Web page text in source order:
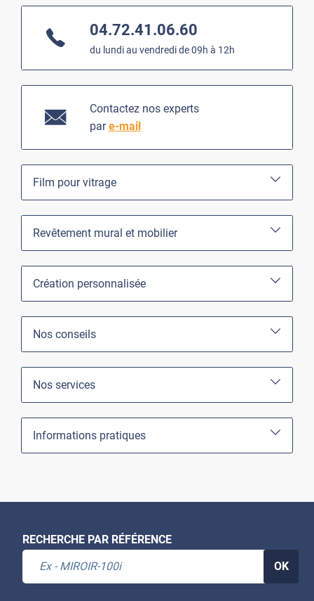
04.72.41.06.60
du lundi au vendredi de 09h à 12h
Contactez nos experts
pare-mail
Film pour vitrage
Revêtement mural et mobilier
Création personnalisée
Nos conseils
Nos services
Informations pratiques
RECHERCHE PAR RÉFÉRENCE
OK